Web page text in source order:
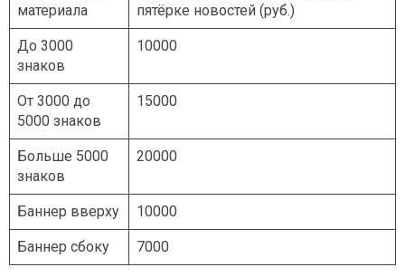
материала
пятёрке новостей (руб.)
До 3000
знаков
10000
От 3000 до
5000 знаков
15000
Больше 5000
знаков
20000
Баннер вверху 10000
Баннер сбоку 7000